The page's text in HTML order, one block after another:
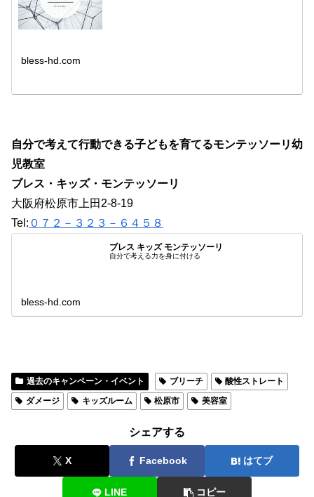
bless-hd.com
自分で考えて行動できる子どもを育てるモンテッソーリ幼
児教室
ブレス・キッズ・モンテッソーリ
大阪府松原市上田2-8-19
Tel: ０７２－３２３－６４５８
ブレス キッズ モンテッソーリ
自分で考える力を身に付ける
bless-hd.com
過去のキャンペーン・イベント ブリーチ
酸性ストレート
ダメージ
キッズルーム 松原市 美容室
シェアする
X Facebook はてブ
LINE コピー